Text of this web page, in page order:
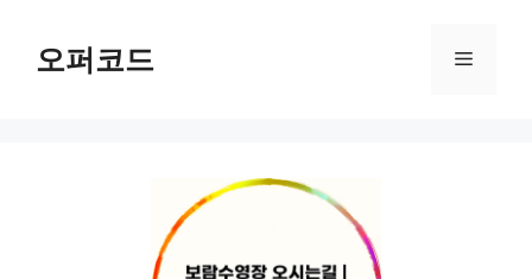
오퍼코드 메